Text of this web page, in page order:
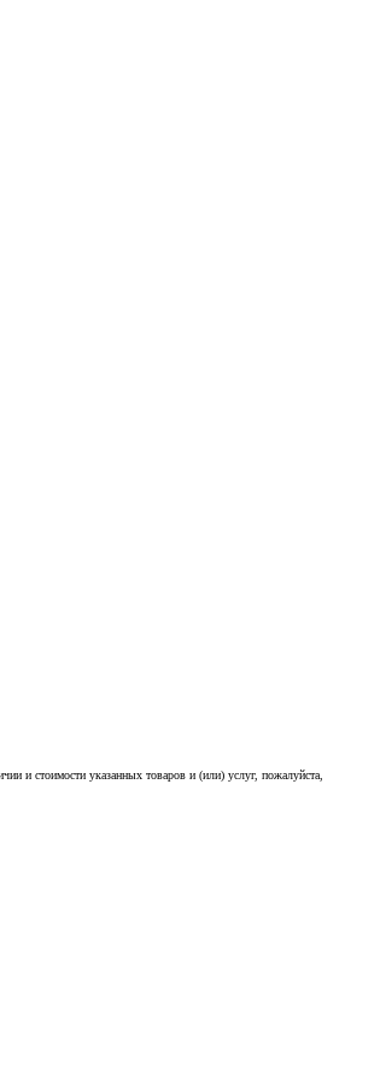
и стоимости указанных товаров и (или) услуг, пожалуйста,